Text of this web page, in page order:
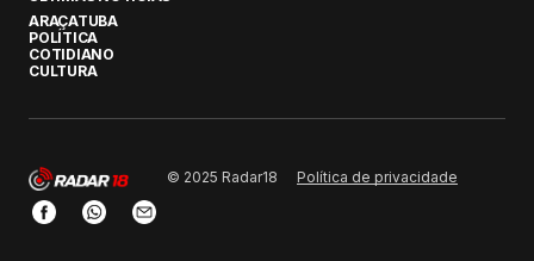
ARAÇATUBA
POLÍTICA
COTIDIANO
CULTURA
© 2025 Radar18 Política de privacidade